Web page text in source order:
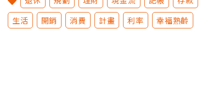
生活
開銷 消費 計畫 利率 幸福熟齡